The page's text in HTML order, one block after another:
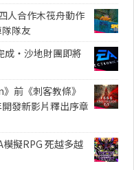
人合作木筏舟動作
隊友
成・沙地財團即將
前《刺客教條》
發新影片釋出序章
模擬RPG 死越多越